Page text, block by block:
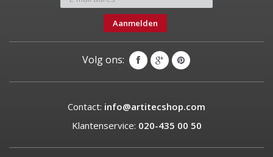
Aanmelden
Volg ons:
Contact: info@artitecshop.com
Klantenservice: 020-435 00 50